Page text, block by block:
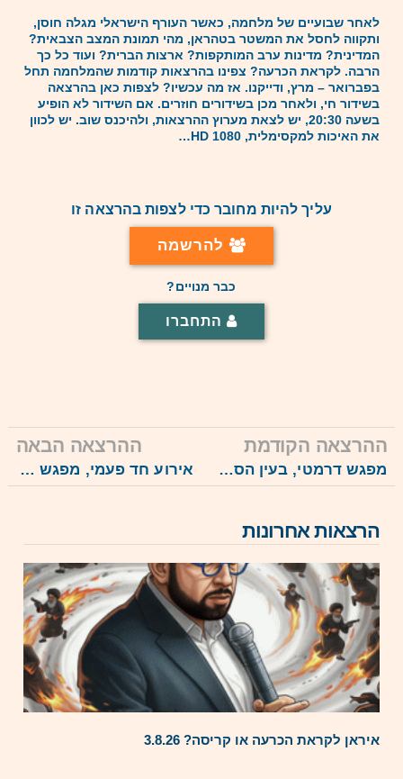
לאחר שבועיים של מלחמה, כאשר העורף הישראלי מגלה חוסן,
ותקווה לחסל את המשטר בטהראן, מהי תמונת המצב הצבאית?
המדינית? מדינות ערב המותקפות? ארצות הברית? ועוד כל כך
הרבה. לקראת הכרעה? צפינו בהרצאות קודמות שהמלחמה תחל
בפברואר – מרץ, ודייקנו. אז מה עכשיו? לצפות כאן בהרצאה
בשידור חי, ולאחר מכן בשידורים חוזרים. אם השידור לא הופיע
בשעה 20:30, יש לצאת מערוץ ההרצאות, ולהיכנס שוב. יש לכוון
את האיכות למקסימלית, 1080 HD…
עליך להיות מחובר כדי לצפות בהרצאה זו
להרשמה
כבר מנויים?
התחברו
ההרצאה הקודמת
מפגש דרמטי, בעין הסערה? המלחמה להפלת המשטר בטהראן, 2.3.26
ההרצאה הבאה
אירוע חד פעמי, מפגש בונוס – השאלות שלכם, 25.3.26
הרצאות אחרונות
איראן לקראת הכרעה או קריסה? 3.8.26